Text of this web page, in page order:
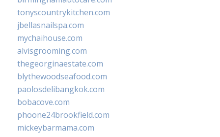
tonyscountrykitchen.com
jbellasnailspa.com
mychaihouse.com
alvisgrooming.com
thegeorginaestate.com
blythewoodseafood.com
paolosdelibangkok.com
bobacove.com
phoone24brookfield.com
mickeybarmama.com